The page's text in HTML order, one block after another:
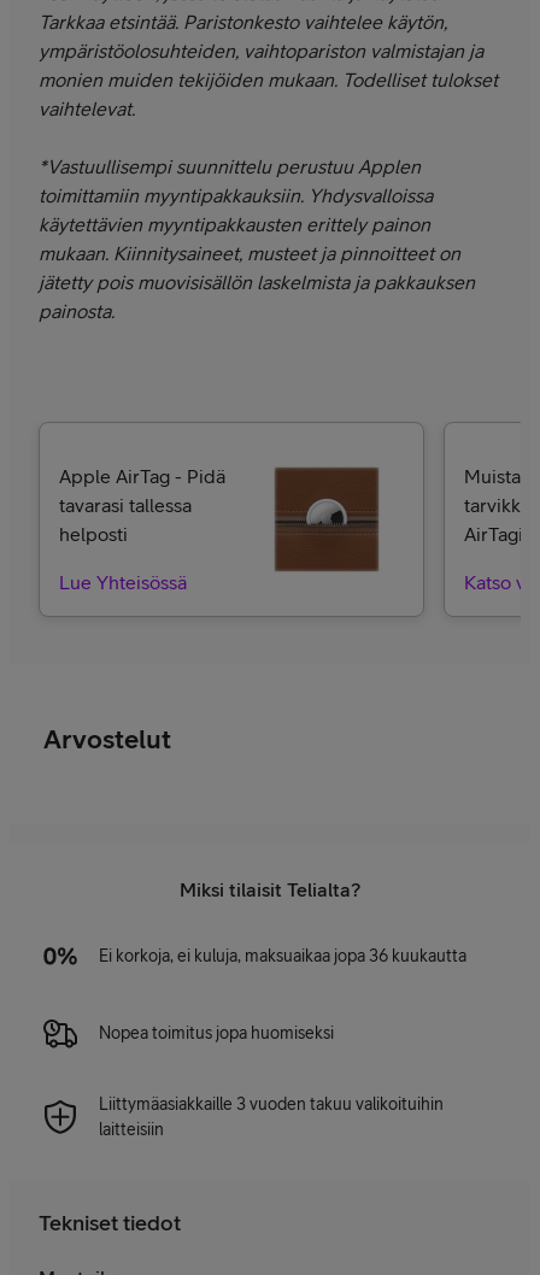
Tarkkaa etsintää. Paristonkesto vaihtelee käytön,
ympäristöolosuhteiden, vaihtopariston valmistajan ja
monien muiden tekijöiden mukaan. Todelliset tulokset
vaihtelevat.
*Vastuullisempi suunnittelu perustuu Applen
toimittamiin myyntipakkauksiin. Yhdysvalloissa
käytettävien myyntipakkausten erittely painon
mukaan. Kiinnitysaineet, musteet ja pinnoitteet on
jätetty pois muovisisällön laskelmista ja pakkauksen
painosta.
Apple AirTag - Pidä
tavarasi tallessa
helposti
Lue Yhteisössä
Muista
Katso
Arvostelut
Miksi tilaisit Telialta?
Ei korkoja, ei kuluja, maksuaikaa jopa 36 kuukautta
Nopea toimitus jopa huomiseksi
Liittymäasiakkaille 3 vuoden takuu valikoituihin
laitteisiin
Tekniset tiedot